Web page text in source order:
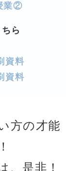
業②
ら
資料
資料
方の才能
、是非！